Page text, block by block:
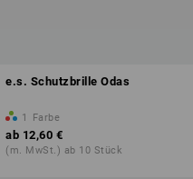
e.s. Schutzbrille Odas
1 Farbe
ab 12,60 €
(m. MwSt.) ab 10 Stück